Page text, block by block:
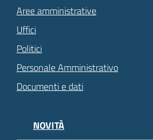
Aree amministrative
Uffici
Politici
Personale Amministrativo
Documenti e dati
NOVITÀ